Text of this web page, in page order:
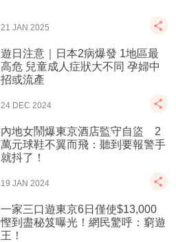
21 JAN 2025
遊日注意｜日本2病爆發 1地區最
高危 兒童成人症狀大不同 孕婦中
招或流產
24 DEC 2024
內地女鬧爆東京酒店監守自盜 2
萬元球鞋不翼而飛：聽到要報警手
就抖了！
19 JAN 2024
一家三口遊東京6日僅使$13,000
慳到盡秘笈曝光！網民驚呼：窮遊
王！